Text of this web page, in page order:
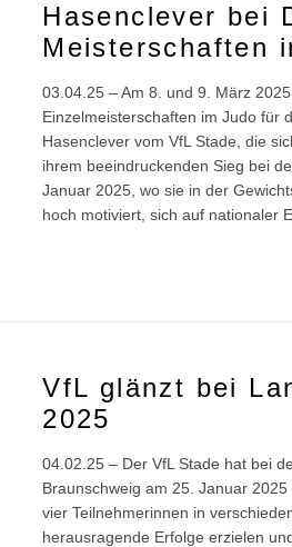
Hasenclever bei
Meisterschaften
03.04.25 – Am 8. und 9. März
Einzelmeisterschaften im Judo für
Hasenclever vom VfL Stade, die
ihrem beeindruckenden Sieg bei
Januar 2025, wo sie in der
hoch motiviert, sich auf nationaler
VfL glänzt bei
2025
04.02.25 – Der VfL Stade hat bei
Braunschweig am 25. Januar
vier Teilnehmerinnen in
herausragende Erfolge erzielen